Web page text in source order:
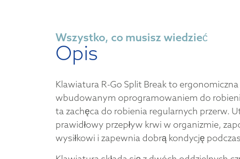
Wszystko, co musisz wiedzieć
Opis
Klawiatura R-Go Split Break to
wbudowanym oprogramowaniem do
ta zachęca do robienia regularnych przerw.
prawidłowy przepływ krwi w organizmie,
wysiłkowi i zapewnia dobrą kondycję